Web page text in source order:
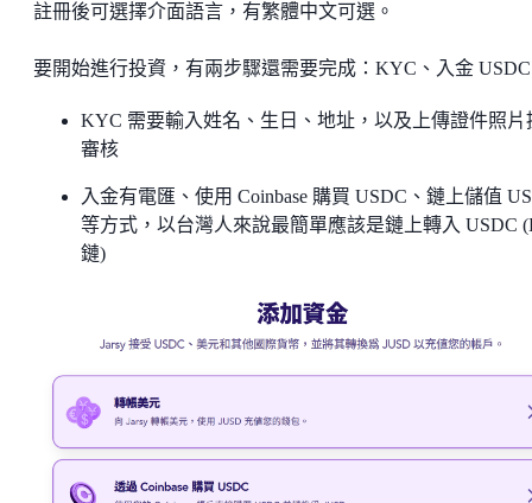
註冊後可選擇介面語言，有繁體中文可選。
要開始進行投資，有兩步驟還需要完成：KYC、入金
KYC 需要輸入姓名、生日、地址，以及上傳證件照片
審核
入金有電匯、使用 Coinbase 購買 USDC、鏈上儲值
等方式，以台灣人來說最簡單應該是鏈上轉入 USDC
鏈)